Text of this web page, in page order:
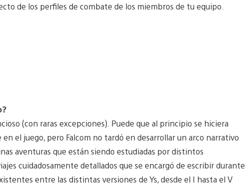
de los perfiles de combate de los miembros de tu equipo.
(con raras excepciones). Puede que al principio se hiciera
el juego, pero Falcom no tardó en desarrollar un arco narrativo
aventuras que están siendo estudiadas por distintos
cuidadosamente detallados que se encargó de escribir durante
entre las distintas versiones de Ys, desde el I hasta el V